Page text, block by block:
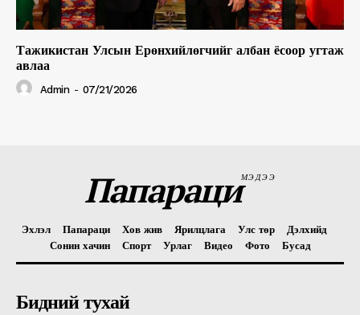
Тажикистан Улсын Ерөнхийлөгчийг албан ёсоор угтаж
авлаа
Admin - 07/21/2026
ПапарациМЭДЭЭ
Эхлэл Папараци Хов жив Ярилцлага Улс төр
Дэлхийд
Сонин хачин
Спорт Урлаг Видео Фото Бусад
Бидний тухай